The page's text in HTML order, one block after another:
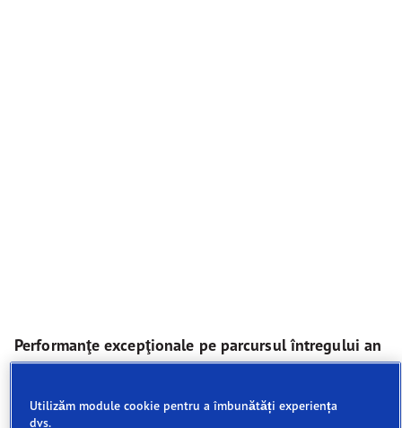
Performanţe excepţionale pe parcursul întregului an
Tracţiune pentru toate condiţiile rutiere
Utilizăm module cookie pentru a îmbunătăți experiența
dvs.